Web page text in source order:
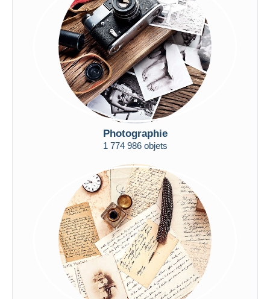
Photographie
1 774 986 objets